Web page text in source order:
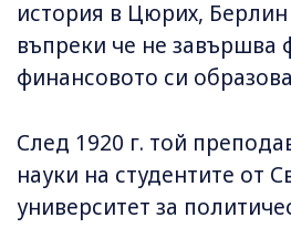
история в Цюрих,
въпреки че не завършва
финансовото си
След 1920 г. той
науки на студентите от
университет за